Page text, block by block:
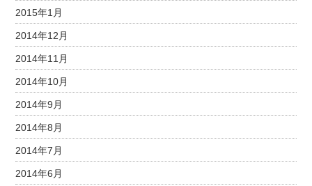
2015年1月
2014年12月
2014年11月
2014年10月
2014年9月
2014年8月
2014年7月
2014年6月